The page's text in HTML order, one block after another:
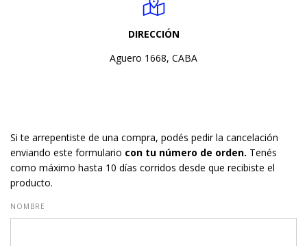
DIRECCIÓN
Aguero 1668, CABA
Si te arrepentiste de una compra, podés pedir la cancelación
enviando este formulario con tu número de orden. Tenés
como máximo hasta 10 días corridos desde que recibiste el
producto.
NOMBRE